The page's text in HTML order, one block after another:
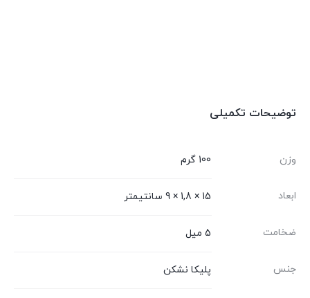
توضیحات تکمیلی
وزن 100 گرم
ابعاد 15 × 1,8 × 9 سانتیمتر
ضخامت 5 میل
جنس پلیکا نشکن